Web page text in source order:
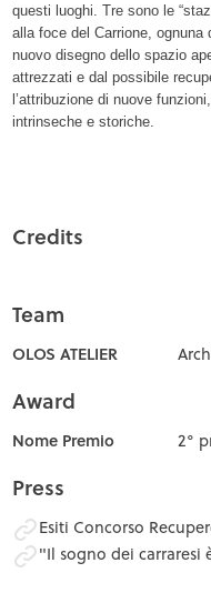
questi luoghi. Tre sono le
alla foce del Carrione,
nuovo disegno dello spazio
attrezzati e dal possibile
l’attribuzione di nuove
intrinseche e storiche.
Credits
Team
OLOS ATELIER
Award
Nome Premio 2°
Press
Esiti Concorso
"Il sogno dei carraresi